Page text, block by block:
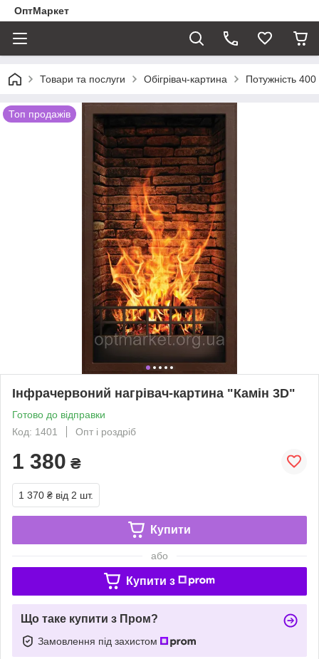
ОптМаркет
Товари та послуги Обігрівач-картина Потужність 400
Топ продажів
Інфрачервоний нагрівач-картина "Камін 3D"
Готово до відправки
Код: 1401
Опт і роздріб
1 380 ₴
1 370 ₴ від 2 шт.
Купити
або
Купити з
Що таке купити з Пром?
Замовлення під захистом